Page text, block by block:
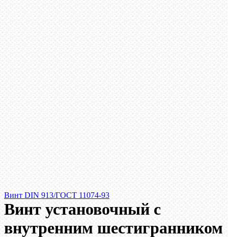
Винт DIN 913/ГОСТ 11074-93
Винт установочный с
внутренним шестигранником